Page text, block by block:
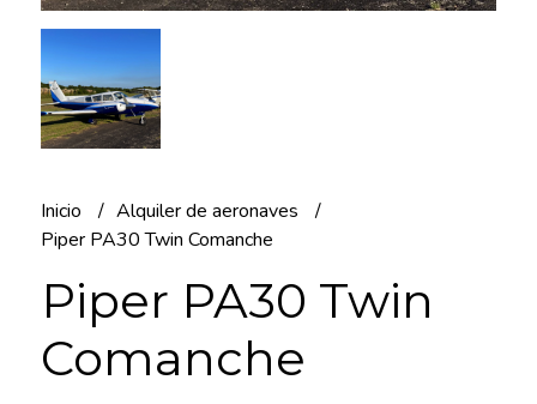
Inicio
Alquiler de aeronaves
Piper PA30 Twin Comanche
Piper PA30 Twin
Comanche